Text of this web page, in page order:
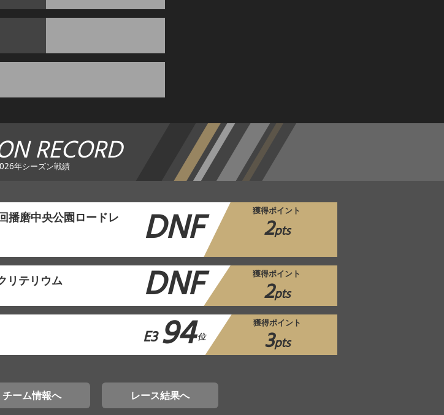
RECORD
年シーズン戦績
播磨中央公園ロードレ DNF 獲得ポイント
2pts
リテリウム DNF 獲得ポイント
2pts
E3 94位
獲得ポイント
3pts
チーム情報へ レース結果へ